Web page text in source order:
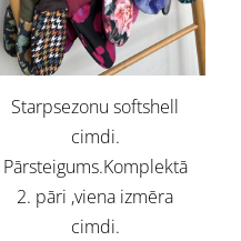
Starpsezonu softshell
cimdi.
Pārsteigums.Komplektā
2. pāri ,viena izmēra
cimdi.